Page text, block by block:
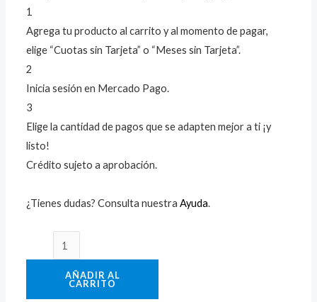
1
Agrega tu producto al carrito y al momento de pagar,
elige “Cuotas sin Tarjeta” o “Meses sin Tarjeta”.
2
Inicia sesión en Mercado Pago.
3
Elige la cantidad de pagos que se adapten mejor a ti ¡y
listo!
Crédito sujeto a aprobación.
¿Tienes dudas? Consulta nuestraAyuda.
AÑADIR AL
CARRITO